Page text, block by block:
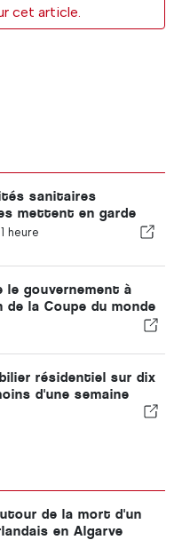
cet article.
sanitaires
mettent en garde
de noyade
heure
gouvernement à
la Coupe du monde
de la crise de Ceuta
résidentiel sur dix
d'une semaine
de la mort d'un
en Algarve